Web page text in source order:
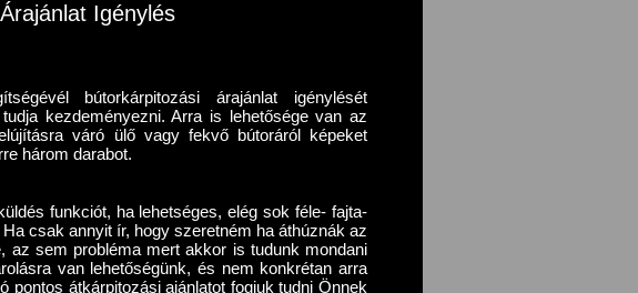
Árajánlat Igénylés
bútorkárpitozási árajánlat igénylését
kezdeményezni. Arra is lehetősége van az
váró ülő vagy fekvő bútoráról képeket
három darabot.
funkciót, ha lehetséges, elég sok féle- fajta-
csak annyit ír, hogy szeretném ha áthúznák az
az sem probléma mert akkor is tudunk mondani
van lehetőségünk, és nem konkrétan arra
pontos átkárpitozási ajánlatot fogjuk tudni Önnek